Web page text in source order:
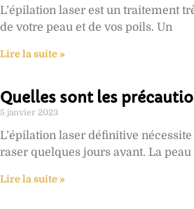
L’épilation laser est un traitement
de votre peau et de vos poils. Un
Lire la suite »
Quelles sont les
5 janvier 2023
L’épilation laser définitive
raser quelques jours avant. La peau
Lire la suite »